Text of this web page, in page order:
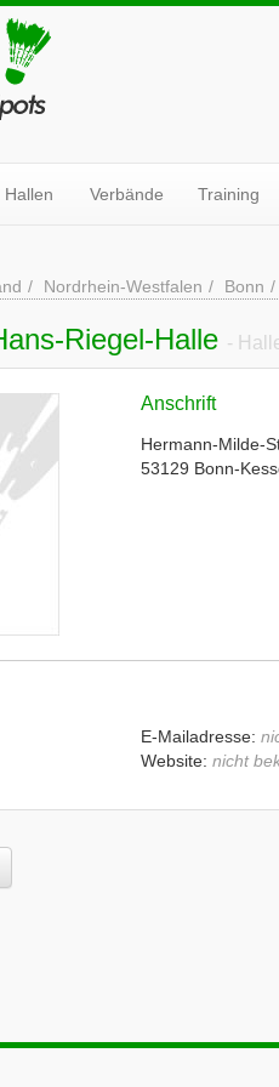
Hallen Verbände Training
Nordrhein-Westfalen Bonn
Riegel-Halle -
Anschrift
Hermann-Milde-
53129 Bonn-
E-Mailadresse:
Website: nicht